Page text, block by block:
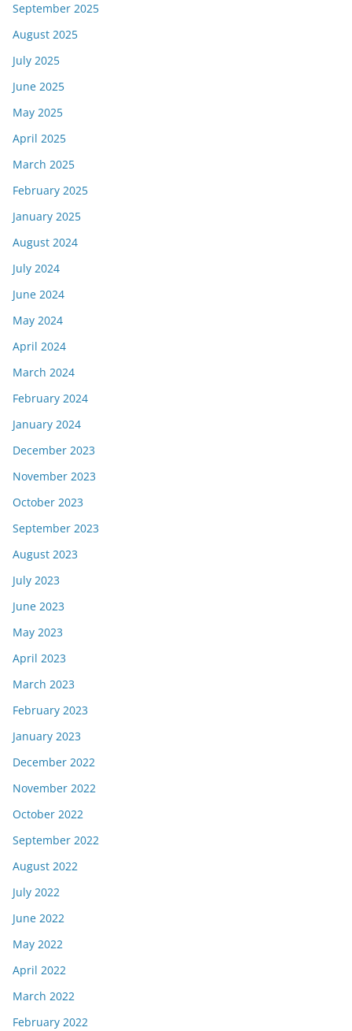
September 2025
August 2025
July 2025
June 2025
May 2025
April 2025
March 2025
February 2025
January 2025
August 2024
July 2024
June 2024
May 2024
April 2024
March 2024
February 2024
January 2024
December 2023
November 2023
October 2023
September 2023
August 2023
July 2023
June 2023
May 2023
April 2023
March 2023
February 2023
January 2023
December 2022
November 2022
October 2022
September 2022
August 2022
July 2022
June 2022
May 2022
April 2022
March 2022
February 2022